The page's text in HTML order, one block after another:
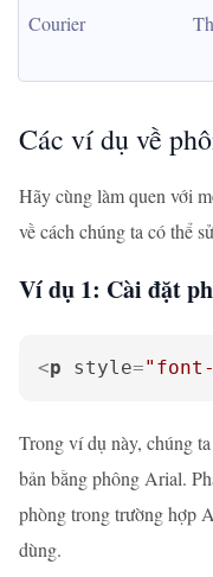
Courier
Các ví dụ về
Hãy cùng làm quen với
về cách chúng ta có thể
Ví dụ 1: Cài đặt
<p style=
Trong ví dụ này, chúng
bản bằng phông Arial.
phòng trong trường hợp
dùng.